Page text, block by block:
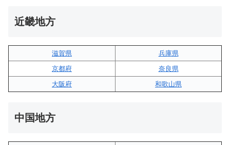
近畿地方
滋賀県
兵庫県
京都府
奈良県
大阪府
和歌山県
中国地方